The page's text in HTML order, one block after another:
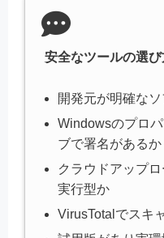
安全なツールの選
開発元が明確な
Windowsのプロ
ブで署名があるか
クラウドアップ
実行型か
VirusTotalでスキ